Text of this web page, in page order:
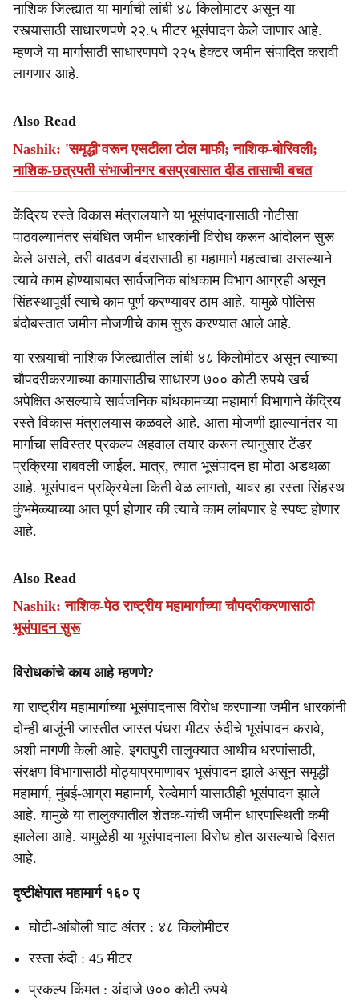
नाशिक जिल्ह्यात या मार्गाची लांबी ४८ किलोमाटर असून या
रस्त्यासाठी साधारणपणे २२.५ मीटर भूसंपादन केले जाणार आहे.
म्हणजे या मार्गासाठी साधारणपणे २२५ हेक्टर जमीन संपादित करावी
लागणार आहे.
Also Read
Nashik: 'समृद्धी'वरून एसटीला टोल माफी; नाशिक-बोरिवली;
नाशिक-छत्रपती संभाजीनगर बसप्रवासात दीड तासाची बचत
केंद्रिय रस्ते विकास मंत्रालयाने या भूसंपादनासाठी नोटीसा
पाठवल्यानंतर संबंधित जमीन धारकांनी विरोध करून आंदोलन सुरू
केले असले, तरी वाढवण बंदरासाठी हा महामार्ग महत्वाचा असल्याने
त्याचे काम होण्याबाबत सार्वजनिक बांधकाम विभाग आग्रही असून
सिंहस्थापूर्वी त्याचे काम पूर्ण करण्यावर ठाम आहे. यामुळे पोलिस
बंदोबस्तात जमीन मोजणीचे काम सुरू करण्यात आले आहे.
या रस्त्याची नाशिक जिल्ह्यातील लांबी ४८ किलोमीटर असून त्याच्या
चौपदरीकरणाच्या कामासाठीच साधारण ७०० कोटी रुपये खर्च
अपेक्षित असल्याचे सार्वजनिक बांधकामच्या महामार्ग विभागाने केंद्रिय
रस्ते विकास मंत्रालयास कळवले आहे. आता मोजणी झाल्यानंतर या
मार्गाचा सविस्तर प्रकल्प अहवाल तयार करून त्यानुसार टेंडर
प्रक्रिया राबवली जाईल. मात्र, त्यात भूसंपादन हा मोठा अडथळा
आहे. भूसंपादन प्रक्रियेला किती वेळ लागतो, यावर हा रस्ता सिंहस्थ
कुंभमेळ्याच्या आत पूर्ण होणार की त्याचे काम लांबणार हे स्पष्ट होणार
आहे.
Also Read
Nashik: नाशिक-पेठ राष्ट्रीय महामार्गाच्या चौपदरीकरणासाठी
भूसंपादन सुरू
विरोधकांचे काय आहे म्हणणे?
या राष्ट्रीय महामार्गाच्या भूसंपादनास विरोध करणाऱ्या जमीन धारकांनी
दोन्ही बाजूंनी जास्तीत जास्त पंधरा मीटर रुंदीचे भूसंपादन करावे,
अशी मागणी केली आहे. इगतपुरी तालुक्यात आधीच धरणांसाठी,
संरक्षण विभागासाठी मोठ्याप्रमाणावर भूसंपादन झाले असून समृद्धी
महामार्ग, मुंबई-आग्रा महामार्ग, रेल्वेमार्ग यासाठीही भूसंपादन झाले
आहे. यामुळे या तालुक्यातील शेतक-यांची जमीन धारणस्थिती कमी
झालेला आहे. यामुळेही या भूसंपादनाला विरोध होत असल्याचे दिसत
आहे.
दृष्टीक्षेपात महामार्ग १६० ए
घोटी-आंबोली घाट अंतर : ४८ किलोमीटर
रस्ता रुंदी : 45 मीटर
प्रकल्प किंमत : अंदाजे ७०० कोटी रुपये